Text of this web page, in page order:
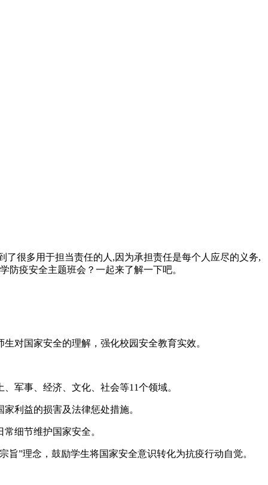
了很多用于担当责任的人,因为承担责任是每个人应尽的义务,
防疫安全主题班会？一起来了解一下吧。
对国家安全的理解，强化校园安全教育实效。
军事、经济、文化、社会等11个领域。
利益的损害及法律惩处措施。
细节维护国家安全。
”理念，鼓励学生将国家安全意识转化为抗疫行动自觉。